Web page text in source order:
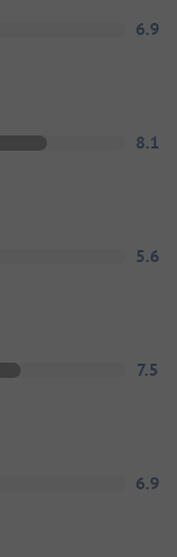
6.9
8.1
5.6
7.5
6.9